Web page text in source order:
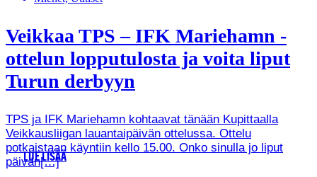
Veikkaa TPS – IFK Mariehamn -
ottelun lopputulosta ja voita liput
Turun derbyyn
TPS ja IFK Mariehamn kohtaavat tänään Kupittaalla
Veikkausliigan lauantaipäivän ottelussa. Ottelu
potkaistaan käyntiin kello 15.00. Onko sinulla jo liput
päivän[…]
LUE LISÄÄ